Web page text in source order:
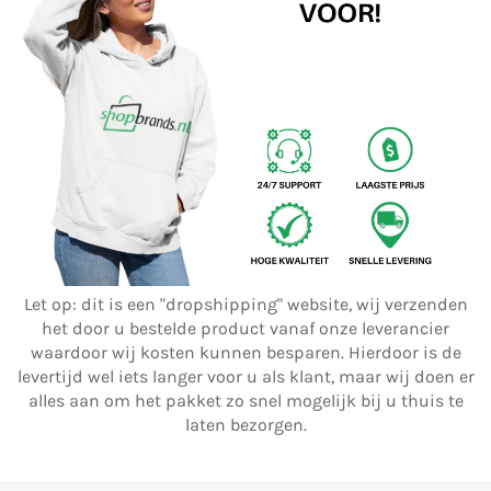
Let op: dit is een "dropshipping" website, wij verzenden
het door u bestelde product vanaf onze leverancier
waardoor wij kosten kunnen besparen. Hierdoor is de
levertijd wel iets langer voor u als klant, maar wij doen er
alles aan om het pakket zo snel mogelijk bij u thuis te
laten bezorgen.